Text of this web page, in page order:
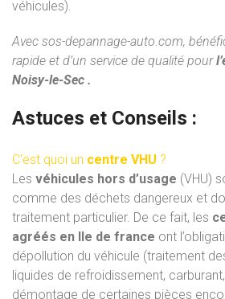
véhicules).
Avec sos-depannage-auto.com,
rapide et d’un service de qualité pour
Noisy-le-Sec .
Astuces et Conseils :
C’est quoi un centre VHU ?
Les véhicules hors d’usage (VHU)
comme des déchets dangereux et
traitement particulier. De ce fait, les
agréés en Ile de france ont
dépollution du véhicule (traitement
liquides de refroidissement,
démontage de certaines pièces